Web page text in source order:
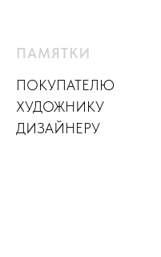
ПАМЯТКИ
ПОКУПАТЕЛЮ
ХУДОЖНИКУ
ДИЗАЙНЕРУ